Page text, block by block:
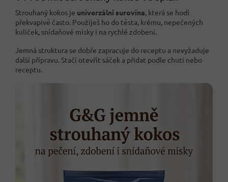
Strouhaný kokos je univerzální surovina, která se hodí
překvapivě často. Použiješ ho do těsta, krému, nepečených
kuliček, snídaňové misky i na rychlé zdobení.
Jemná struktura se dobře zapracuje do receptu a nevyžaduje
další přípravu. Stačí otevřít sáček a přidat podle chuti nebo
receptu.